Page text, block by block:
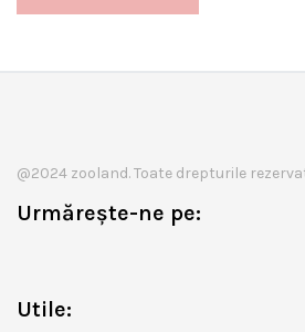
@2024 zooland. Toate drepturile
Urmărește-ne pe:
Utile: